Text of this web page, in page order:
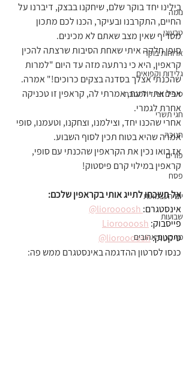
נומה
טבעוני
ארוחות בוקר
גלידות וקפואים
טיפים וציוד למטבח
חגי תשרי
חנוכה
פורים
פסח
יום העצמאות
שבועות
מתכונים אהובים
בילינו יחד בוקר שלם, שיחקנו בבצק, דיברנו על
החיים, התקרבנו ובעיקר, הכנו לכם מתכון
מטריף שאין מצב שאתם לא מכינים.
סופי חלקה איתי שאחת הסיבות שרצתה להכין
קראפין, היא כי נרתעה מזה עד היום "למרות
שהכנתי אצלך בסדנה בצקים כרוכים!" אמרה.
אבל את יודעת, אמרתי לה, קראפין זו טכניקה
אחרת לגמרי.
אחרי שהכנו יחד, וצילמנו, וצחקנו, וטעמנו, סופי
אמרה שהיא בטוח תכין לסוף השבוע.
אז בואו נכין את הקראפין שהכנתי עם סופי,
קראפין במילוי קרם פיסטוק!
אל תשכחו לתייג אותי בקראפין שלכם:
אינסטגרם:
פייסבוק: Lioroooosh
טיקטוק: lioroooosh@
כנסו לסרטון ההדגמה באינסטגרם ממש פה: